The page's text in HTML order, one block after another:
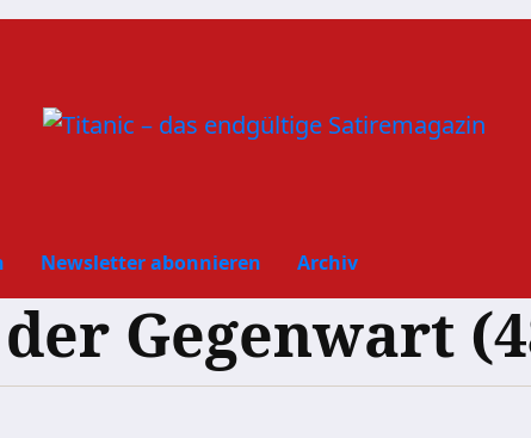
Newsletter abonnieren Archiv
Gegenwart